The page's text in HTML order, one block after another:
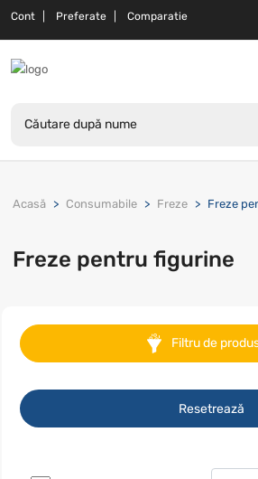
Cont Preferate Comparatie
Acasă Consumabile Freze Freze
Freze pentru figurine
Filtru de
Resetrează